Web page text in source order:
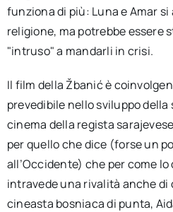
funziona di più: Luna e Amar
religione, ma potrebbe essere
"intruso" a mandarli in crisi.
Il film della Žbanić è
prevedibile nello sviluppo della
cinema della regista
per quello che dice (forse un
all’Occidente) che per come lo
intravede una rivalità anche di
cineasta bosniaca di punta,